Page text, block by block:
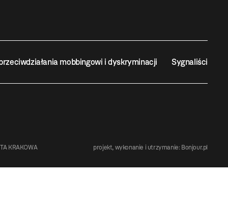
mobbingowi i dyskryminacji Sygnaliści
KRAKOWA projekt, wykonanie i utrzymanie: Bonjour.pl